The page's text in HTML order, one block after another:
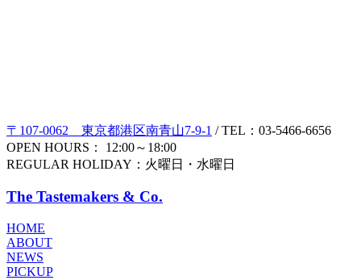
〒107-0062 東京都港区南青山7-9-1 / TEL：03-5466-6656
OPEN HOURS： 12:00～18:00
REGULAR HOLIDAY：火曜日・水曜日
The Tastemakers & Co.
HOME
ABOUT
NEWS
PICKUP